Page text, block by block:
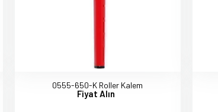
0555-650-K Roller Kalem
Fiyat Alın